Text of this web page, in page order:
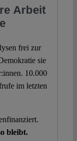
Arbeit
frei zur
sie
10.000
im letzten
bleibt.